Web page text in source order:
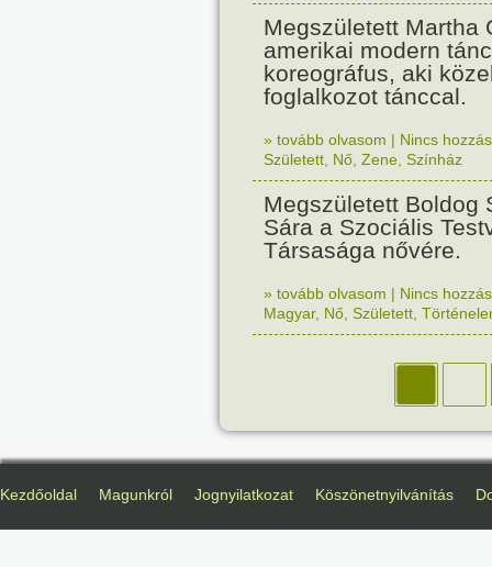
Megszületett Martha
amerikai modern
koreográfus, aki
foglalkozot tánccal.
» tovább olvasom | Nincs
Született Nő Zene Színház
Megszületett Boldog
Sára a Szociális
Társasága nővére.
» tovább olvasom | Nincs
Magyar, Nő Született
Kezdőoldal Magunkról Jognyilatkozat Köszönetnyilvánítás